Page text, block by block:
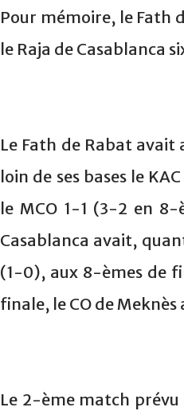
Pour mémoire, le Fath
le Raja de Casablanca
Le Fath de Rabat
loin de ses bases le
le MCO 1-1 (3-2 en
Casablanca avait,
(1-0), aux 8-èmes de
finale, le CO de
Le 2-ème match prévu